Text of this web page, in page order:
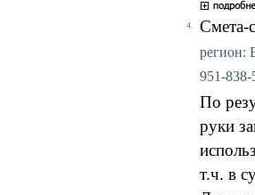
4. Смета-
регион:
951-
По
руки
т.ч. в